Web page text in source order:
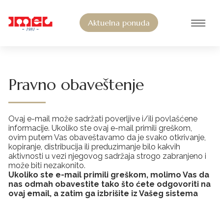
Glavna navigacija
Aktuelna ponuda
Pravno obaveštenje
Ovaj e-mail može sadržati poverljive i/ili povlašćene
informacije. Ukoliko ste ovaj e-mail primili greškom,
ovim putem Vas obaveštavamo da je svako otkrivanje,
kopiranje, distribucija ili preduzimanje bilo kakvih
aktivnosti u vezi njegovog sadržaja strogo zabranjeno i
može biti nezakonito.
Ukoliko ste e-mail primili greškom, molimo Vas da
nas odmah obavestite tako što ćete odgovoriti na
ovaj email, a zatim ga izbrišite iz Vašeg sistema